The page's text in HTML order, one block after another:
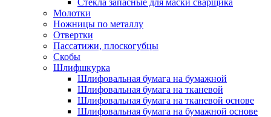
Стекла запасные для маски сварщика
Молотки
Ножницы по металлу
Отвертки
Пассатижи, плоскогубцы
Скобы
Шлифшкурка
Шлифовальная бумага на бумажной
Шлифовальная бумага на тканевой
Шлифовальная бумага на тканевой основе
Шлифовальная бумага на бумажной основе